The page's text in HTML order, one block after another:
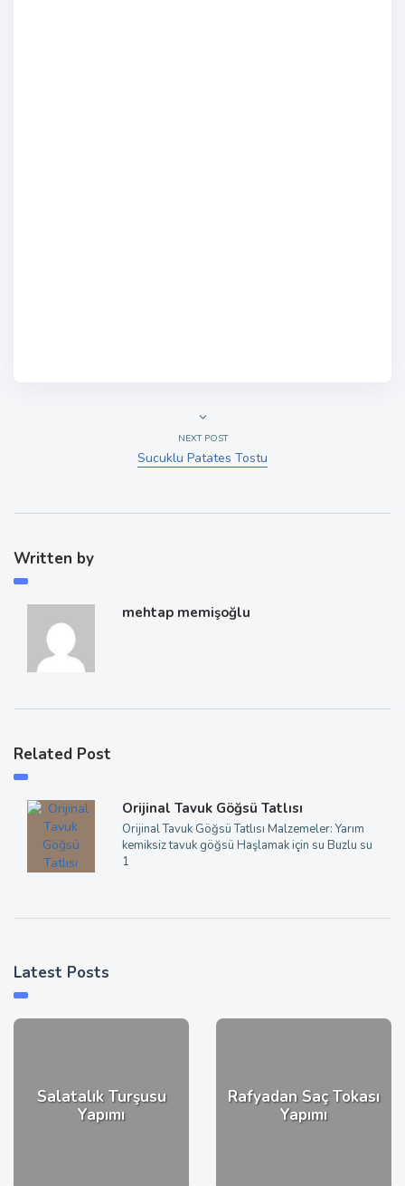
NEXT POST
Sucuklu Patates Tostu
Written by
mehtap memişoğlu
Related Post
Orijinal Tavuk Göğsü Tatlısı
Orijinal Tavuk Göğsü Tatlısı Malzemeler: Yarım
kemiksiz tavuk göğsü Haşlamak için su Buzlu su
1
Latest Posts
Salatalık Turşusu
Yapımı
Rafyadan Saç Tokası
Yapımı